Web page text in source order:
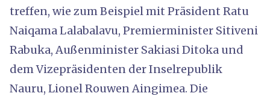
treffen, wie zum Beispiel mit Präsident Ratu
Naiqama Lalabalavu, Premierminister Sitiveni
Rabuka, Außenminister Sakiasi Ditoka und
dem Vizepräsidenten der Inselrepublik
Nauru, Lionel Rouwen Aingimea. Die